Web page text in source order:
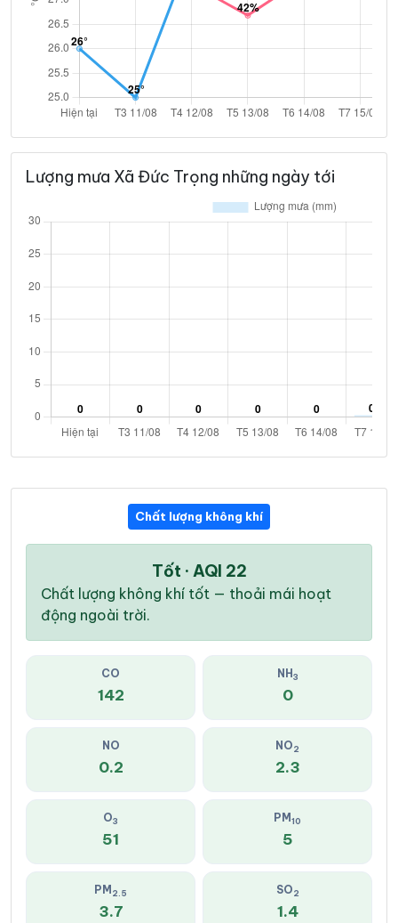
Lượng mưa Xã Đức Trọng những ngày tới
Chất lượng không khí
Tốt · AQI 22
Chất lượng không khí tốt — thoải mái hoạt
động ngoài trời.
CO
142
NH 3
0
NO
0.2
NO2
2.3
O3
51
PM 10
5
PM 2.5
3.7
SO2
1.4